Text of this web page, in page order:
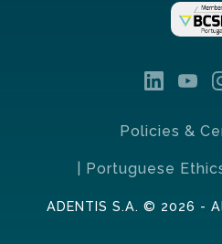
ADENTIS S.A. © 2026 -
Policies &
| Portuguese